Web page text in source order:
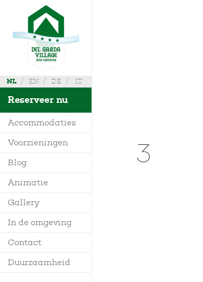
NL EN DE IT
Reserveer nu
Accommodaties
Villa
Mobile Homes
Bungalow
Glamping
Voorzieningen
Blog
Animatie
Gallery
In de omgeving
Contact
Waar zijn wij
Info aanvragen
Kaart
Duurzaamheid
3